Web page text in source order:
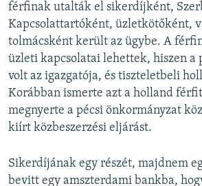
férfinak utalták el sikerdíjként,
Kapcsolattartóként, üzletkötőként,
tolmácsként került az ügybe. A
üzleti kapcsolatai lehettek, hiszen a
volt az igazgatója, és tiszteletbeli
Korábban ismerte azt a holland
megnyerte a pécsi önkormányzat
kiírt közbeszerzési eljárást.
Sikerdíjának egy részét, majdnem
bevitt egy amszterdami bankba,